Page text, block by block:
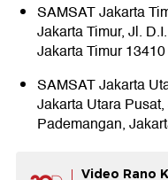
SAMSAT Jakarta
Jakarta Timur, Jl.
Jakarta Timur 13410
SAMSAT Jakarta
Jakarta Utara
Pademangan,
Video Rano